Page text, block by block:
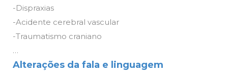
-Dispraxias
-Acidente cerebral vascular
-Traumatismo craniano
…
Alterações da fala e linguagem